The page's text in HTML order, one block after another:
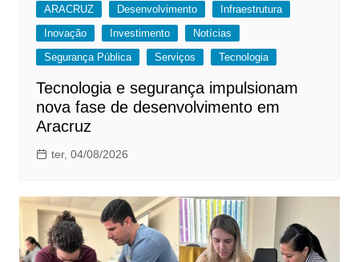
ARACRUZ Desenvolvimento
Infraestrutura
Inovação
Investimento
Notícias
Segurança Pública
Serviços Tecnologia
Tecnologia e segurança impulsionam
nova fase de desenvolvimento em
Aracruz
ter, 04/08/2026